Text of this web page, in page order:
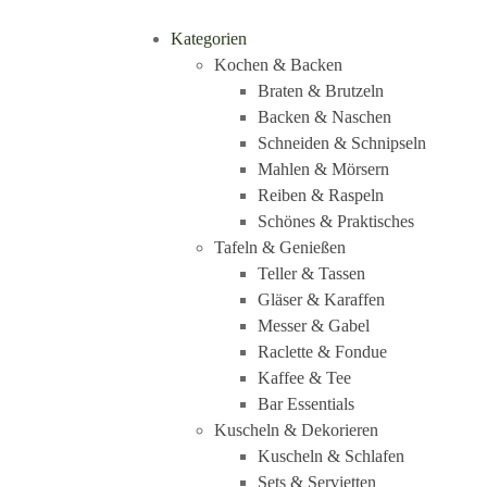
Kategorien
Kochen & Backen
Braten & Brutzeln
Backen & Naschen
Schneiden & Schnipseln
Mahlen & Mörsern
Reiben & Raspeln
Schönes & Praktisches
Tafeln & Genießen
Teller & Tassen
Gläser & Karaffen
Messer & Gabel
Raclette & Fondue
Kaffee & Tee
Bar Essentials
Kuscheln & Dekorieren
Kuscheln & Schlafen
Sets & Servietten